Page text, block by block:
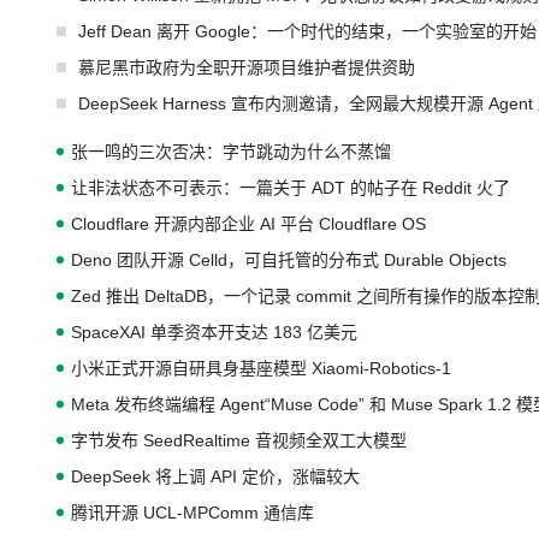
Jeff Dean 离开 Google：一个时代的结束，一个实验室的开始
慕尼黑市政府为全职开源项目维护者提供资助
DeepSeek Harness 宣布内测邀请，全网最大规模开源 Agent
张一鸣的三次否决：字节跳动为什么不蒸馏
让非法状态不可表示：一篇关于 ADT 的帖子在 Reddit 火了
Cloudflare 开源内部企业 AI 平台 Cloudflare OS
Deno 团队开源 Celld，可自托管的分布式 Durable Objects
Zed 推出 DeltaDB，一个记录 commit 之间所有操作的版本控
SpaceXAI 单季资本开支达 183 亿美元
小米正式开源自研具身基座模型 Xiaomi-Robotics-1
Meta 发布终端编程 Agent“Muse Code” 和 Muse Spark 1.2 模
字节发布 SeedRealtime 音视频全双工大模型
DeepSeek 将上调 API 定价，涨幅较大
腾讯开源 UCL-MPComm 通信库